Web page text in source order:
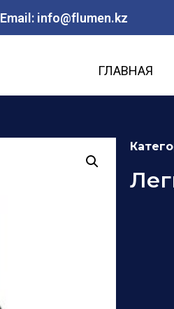
Email: info@flumen.kz
ГЛАВНАЯ